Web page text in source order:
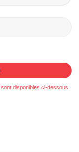
disponibles ci-dessous